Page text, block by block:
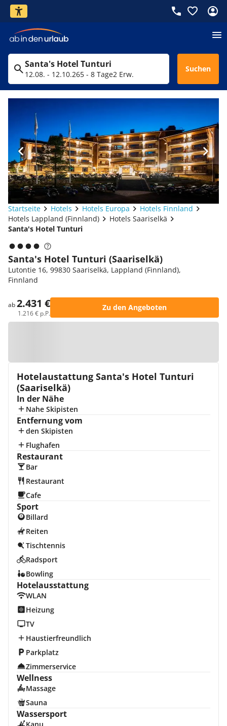
Santa's Hotel Tunturi
12.08. - 12.10.265 - 8 Tage2 Erw.
Suchen
Startseite Hotels Hotels Europa
Hotels Finnland
Hotels Lappland (Finnland)
Hotels Saariselkä
Santa's Hotel Tunturi
Santa's Hotel Tunturi (Saariselkä)
Lutontie 16, 99830 Saariselkä, Lappland (Finnland),
Finnland
ab2.431 €
1.216 € p.P.
Zu den Angeboten
Hotelaustattung Santa's Hotel Tunturi
(Saariselkä)
In der Nähe
Nahe Skipisten
Entfernung vom
den Skipisten
Flughafen
Restaurant
Bar
Restaurant
Cafe
Sport
Billard
Reiten
Tischtennis
Radsport
Bowling
Hotelausstattung
WLAN
Heizung
TV
Haustierfreundlich
Parkplatz
Zimmerservice
Wellness
Massage
Sauna
Wassersport